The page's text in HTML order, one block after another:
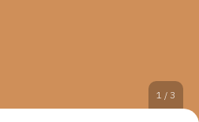
1 / 3